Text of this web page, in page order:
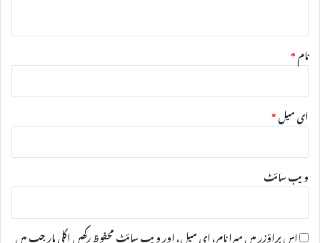
نام*
ای میل*
ویب‌ سائٹ
اس براؤزر میں میرا نام، ای میل، اور ویب سائٹ محفوظ رکھیں اگلی بار جب میں